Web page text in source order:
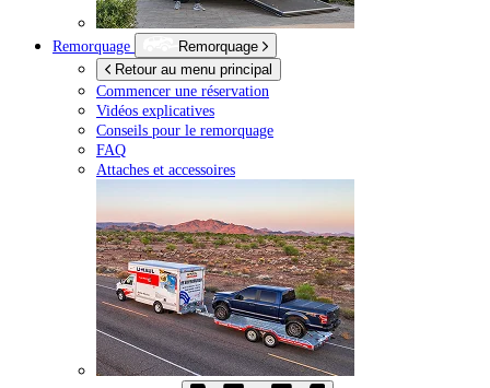
Remorquage
Remorquage
Retour au menu principal
Commencer une réservation
Vidéos explicatives
Conseils pour le remorquage
FAQ
Attaches et accessoires